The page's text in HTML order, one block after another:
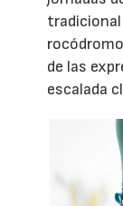
tradicional
de las
escalada